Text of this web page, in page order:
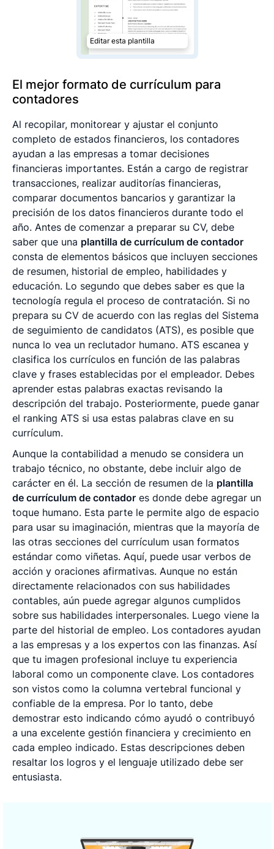
Editar esta plantilla
El mejor formato de currículum para
contadores
Al recopilar, monitorear y ajustar el conjunto
completo de estados financieros, los contadores
ayudan a las empresas a tomar decisiones
financieras importantes. Están a cargo de registrar
transacciones, realizar auditorías financieras,
comparar documentos bancarios y garantizar la
precisión de los datos financieros durante todo el
año. Antes de comenzar a preparar su CV, debe
saber que una plantilla de currículum de contador
consta de elementos básicos que incluyen secciones
de resumen, historial de empleo, habilidades y
educación. Lo segundo que debes saber es que la
tecnología regula el proceso de contratación. Si no
prepara su CV de acuerdo con las reglas del Sistema
de seguimiento de candidatos (ATS), es posible que
nunca lo vea un reclutador humano. ATS escanea y
clasifica los currículos en función de las palabras
clave y frases establecidas por el empleador. Debes
aprender estas palabras exactas revisando la
descripción del trabajo. Posteriormente, puede ganar
el ranking ATS si usa estas palabras clave en su
currículum.
Aunque la contabilidad a menudo se considera un
trabajo técnico, no obstante, debe incluir algo de
carácter en él. La sección de resumen de la plantilla
de currículum de contador es donde debe agregar un
toque humano. Esta parte le permite algo de espacio
para usar su imaginación, mientras que la mayoría de
las otras secciones del currículum usan formatos
estándar como viñetas. Aquí, puede usar verbos de
acción y oraciones afirmativas. Aunque no están
directamente relacionados con sus habilidades
contables, aún puede agregar algunos cumplidos
sobre sus habilidades interpersonales. Luego viene la
parte del historial de empleo. Los contadores ayudan
a las empresas y a los expertos con las finanzas. Así
que tu imagen profesional incluye tu experiencia
laboral como un componente clave. Los contadores
son vistos como la columna vertebral funcional y
confiable de la empresa. Por lo tanto, debe
demostrar esto indicando cómo ayudó o contribuyó
a una excelente gestión financiera y crecimiento en
cada empleo indicado. Estas descripciones deben
resaltar los logros y el lenguaje utilizado debe ser
entusiasta.